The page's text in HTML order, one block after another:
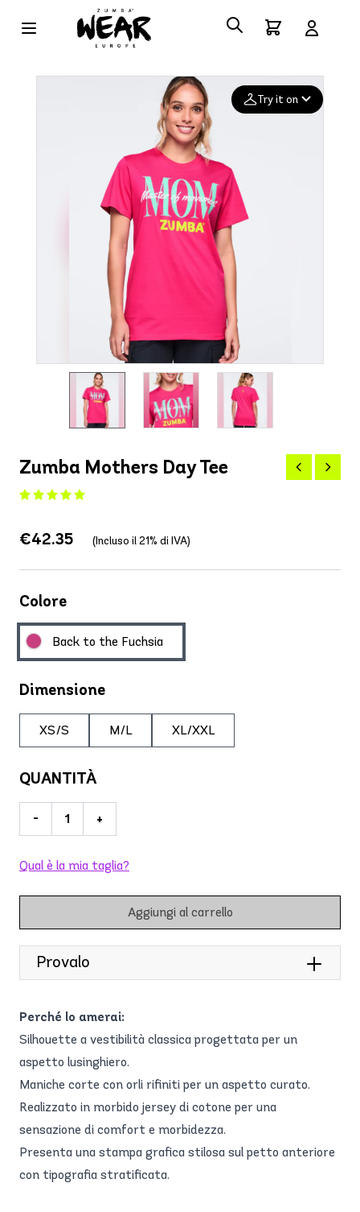
Try it on
Deleted after 24 hours
Zumba Mothers Day Tee
€42.35 (Incluso il 21% di IVA)
Colore
Back to the Fuchsia
Dimensione
XS/S M/L XL/XXL
QUANTITÀ
- +
Qual è la mia taglia?
Aggiungi al carrello
Provalo
Perché lo amerai:
Silhouette a vestibilità classica progettata per un
aspetto lusinghiero.
Maniche corte con orli rifiniti per un aspetto curato.
Realizzato in morbido jersey di cotone per una
sensazione di comfort e morbidezza.
Presenta una stampa grafica stilosa sul petto anteriore
con tipografia stratificata.